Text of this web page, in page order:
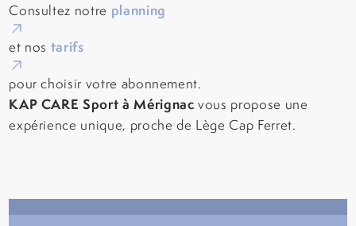
Consultez notre planning
et nos tarifs
pour choisir votre abonnement.
KAP CARE Sport à Mérignac vous propose une
expérience unique, proche de Lège Cap Ferret.